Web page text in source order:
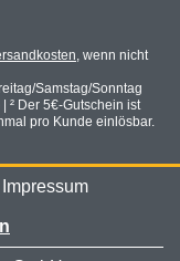
, wenn nicht
Samstag/Sonntag
² Der 5€-Gutschein ist
pro Kunde einlösbar.
Impressum